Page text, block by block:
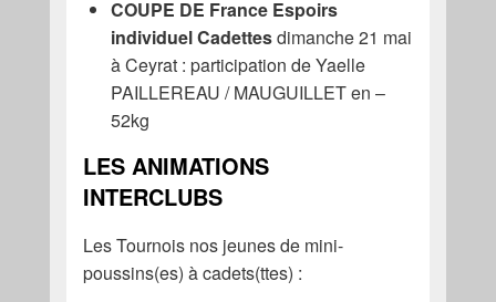
COUPE DE France Espoirs
individuel Cadettesdimanche 21 mai
à Ceyrat : participation de Yaelle
PAILLEREAU / MAUGUILLET en –
52kg
LES ANIMATIONS
INTERCLUBS
Les Tournois nos jeunes de mini-
poussins(es) à cadets(ttes) :